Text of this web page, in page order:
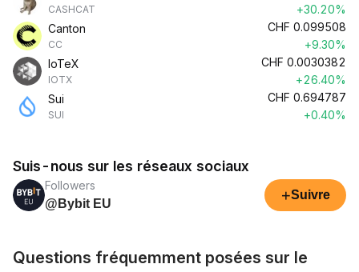
CASHCAT
+30.20%
Canton
CC
CHF 0.099508
+9.30%
IoTeX
IOTX
CHF 0.0030382
+26.40%
Sui
SUI
CHF 0.694787
+0.40%
Suis-nous sur les réseaux sociaux
Followers
@Bybit EU
+Suivre
Questions fréquemment posées sur le